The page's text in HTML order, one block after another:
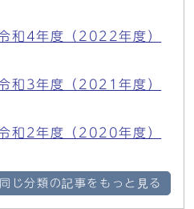
和4年度（2022年度）
和3年度（2021年度）
和2年度（2020年度）
同じ分類の記事をもっと見る